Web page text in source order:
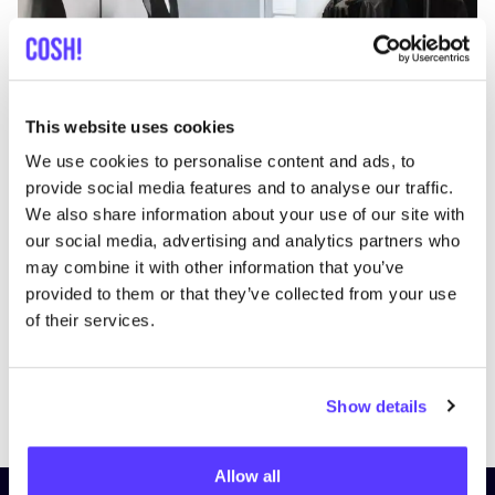
This website uses cookies
We use cookies to personalise content and ads, to
provide social media features and to analyse our traffic.
We also share information about your use of our site with
our social media, advertising and analytics partners who
may combine it with other information that you’ve
provided to them or that they’ve collected from your use
of their services.
Show details
Allow all
Aan route toevoegen Bezoek webshop
List Map